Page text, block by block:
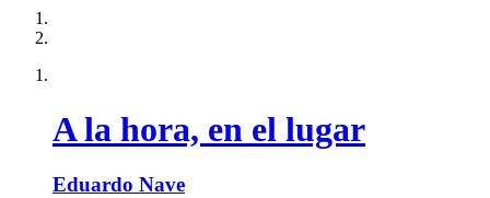
A la hora, en el lugar
Eduardo Nave